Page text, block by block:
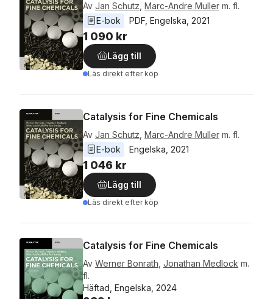
Av Jan Schutz Marc-Andre Muller m. fl.
E-bok
PDF Engelska 2021
1 090 kr
Lägg till
Läs direkt efter köp
Catalysis for Fine Chemicals
Av Jan Schutz Marc-Andre Muller m. fl.
E-bok
Engelska 2021
1 046 kr
Lägg till
Läs direkt efter köp
Catalysis for Fine Chemicals
Av Werner Bonrath Jonathan Medlock m.
fl.
Häftad, Engelska, 2024